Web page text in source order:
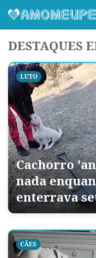
DESTAQUES
LUTO
Cachorro
nada
enterrava
CÃES